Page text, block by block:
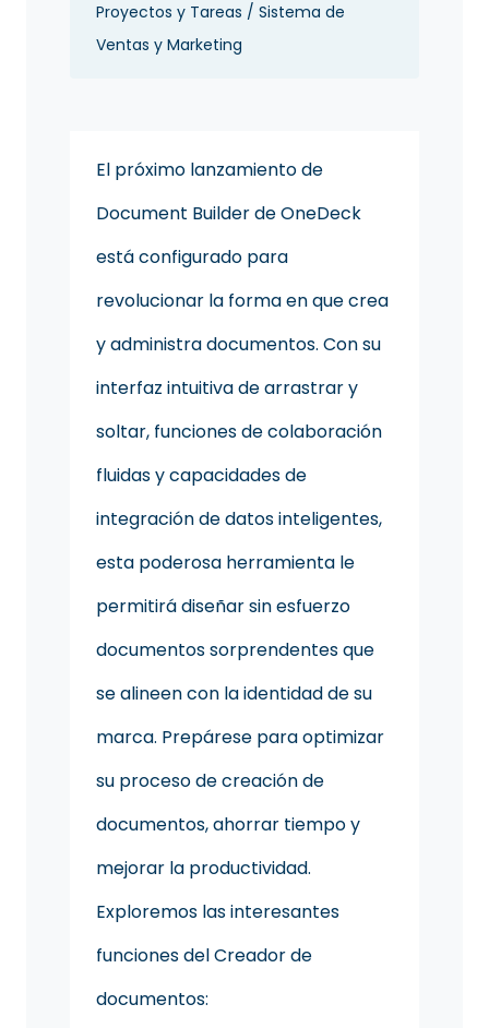
Proyectos y Tareas / Sistema de
Ventas y Marketing
El próximo lanzamiento de
Document Builder de OneDeck
está configurado para
revolucionar la forma en que crea
y administra documentos. Con su
interfaz intuitiva de arrastrar y
soltar, funciones de colaboración
fluidas y capacidades de
integración de datos inteligentes,
esta poderosa herramienta le
permitirá diseñar sin esfuerzo
documentos sorprendentes que
se alineen con la identidad de su
marca. Prepárese para optimizar
su proceso de creación de
documentos, ahorrar tiempo y
mejorar la productividad.
Exploremos las interesantes
funciones del Creador de
documentos: